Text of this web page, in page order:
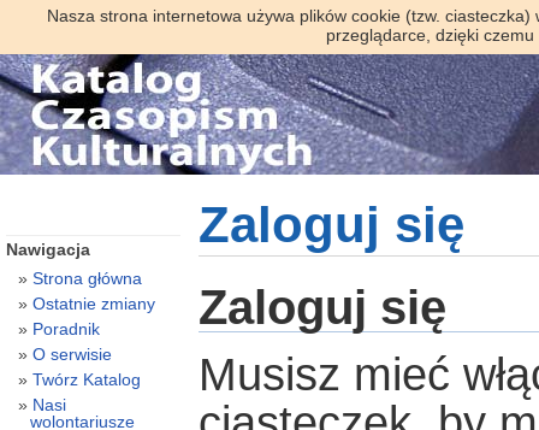
Nasza strona internetowa używa plików cookie (tzw.
przeglądarce, dzięki
Zaloguj się
Zaloguj się
Musisz mieć
Nawigacja
Strona główna
Ostatnie zmiany
Poradnik
O serwisie
Twórz Katalog
Nasi
wolontariusze